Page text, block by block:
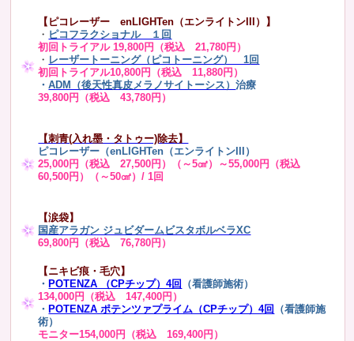
【ピコレーザー enLIGHTen（エンライトンIII）】
・ ピコフラクショナル １回
初回トライアル 19,800円（税込 21,780円）
・ レーザートーニング（ピコトーニング） 1回
初回トライアル10,800円（税込 11,880円）
・ADM（後天性真皮メラノサイトーシス）治療
39,800円（税込 43,780円）
【刺青(入れ墨・タトゥー)除去】
ピコレーザー（enLIGHTen（エンライトンIII）
25,000円（税込 27,500円）（～5㎠）～55,000円（税込
60,500円）（～50㎠）/ 1回
【涙袋】
国産アラガン ジュビダームビスタボルベラXC
69,800円（税込 76,780円）
【ニキビ痕・毛穴】
・ POTENZA （CPチップ）4回
（看護師施術）
134,000円（税込 147,400円）
・ POTENZA ポテンツァプライム（CPチップ）4回
（看護師施
術）
モニター154,000円（税込 169,400円）